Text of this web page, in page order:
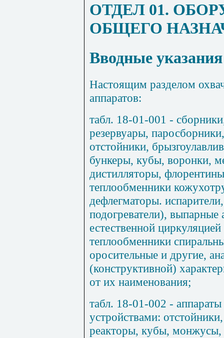
ОТДЕЛ 01.
ОБЩЕГО
Вводные указания
Настоящим разделом
аппаратов:
табл. 18-01-001 -
резервуары,
отстойники,
бункеры, кубы, воронки,
дистилляторы,
теплообменники
дефлегматоры.
подогреватели),
естественной
теплообменники
оросительные и другие,
(конструктивной)
от их наименования;
табл. 18-01-002 -
устройствами:
реакторы, кубы, монжусы,